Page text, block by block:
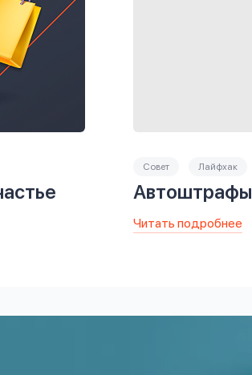
Совет Лайфхак
Автоштрафы
Читать подробнее